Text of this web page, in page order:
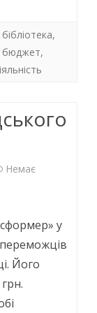
,
бюджет,
Немає
у
Його